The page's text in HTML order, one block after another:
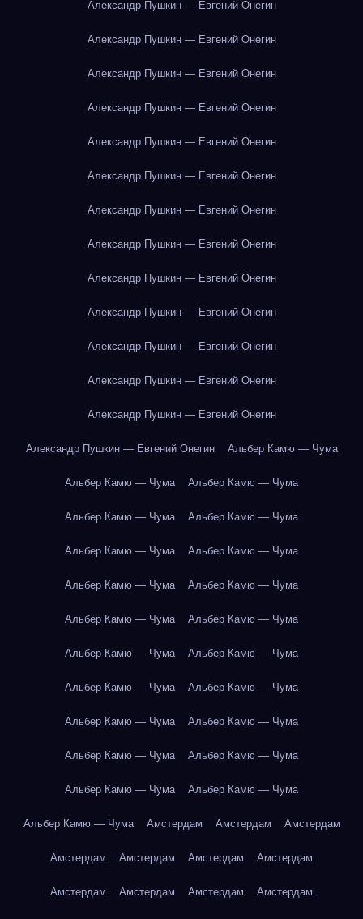
Александр Пушкин — Евгений Онегин
Александр Пушкин — Евгений Онегин
Александр Пушкин — Евгений Онегин
Александр Пушкин — Евгений Онегин
Александр Пушкин — Евгений Онегин
Александр Пушкин — Евгений Онегин
Александр Пушкин — Евгений Онегин
Александр Пушкин — Евгений Онегин
Александр Пушкин — Евгений Онегин
Александр Пушкин — Евгений Онегин
Александр Пушкин — Евгений Онегин
Александр Пушкин — Евгений Онегин
Александр Пушкин — Евгений Онегин
Александр Пушкин — Евгений Онегин Альбер Камю — Чума
Альбер Камю — Чума Альбер Камю — Чума
Альбер Камю — Чума Альбер Камю — Чума
Альбер Камю — Чума Альбер Камю — Чума
Альбер Камю — Чума Альбер Камю — Чума
Альбер Камю — Чума Альбер Камю — Чума
Альбер Камю — Чума Альбер Камю — Чума
Альбер Камю — Чума Альбер Камю — Чума
Альбер Камю — Чума Альбер Камю — Чума
Альбер Камю — Чума Альбер Камю — Чума
Альбер Камю — Чума Альбер Камю — Чума
Альбер Камю — Чума Амстердам Амстердам Амстердам
Амстердам Амстердам Амстердам Амстердам
Амстердам Амстердам Амстердам Амстердам